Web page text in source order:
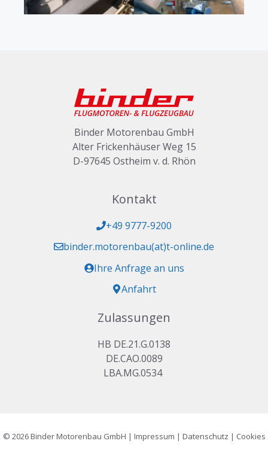
Binder Motorenbau GmbH
Alter Frickenhäuser Weg 15
D-97645 Ostheim v. d. Rhön
Kontakt
+49 9777-9200
binder.motorenbau(at)t-online.de
Ihre Anfrage an uns
Anfahrt
Zulassungen
HB DE.21.G.0138
DE.CAO.0089
LBA.MG.0534
© 2026 Binder Motorenbau GmbH | Impressum | Datenschutz | Cookies